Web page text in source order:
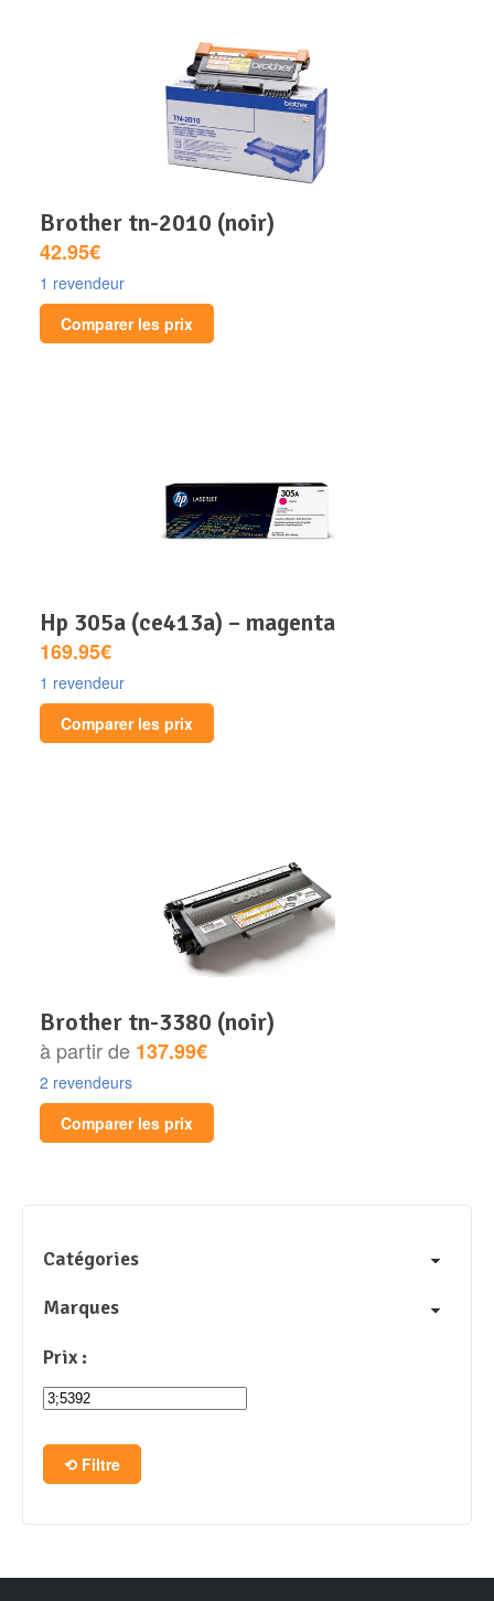
brother tn-2010 (noir)
42.95€
1 revendeur
Comparer les prix
hp 305a (ce413a) – magenta
169.95€
1 revendeur
Comparer les prix
brother tn-3380 (noir)
à partir de 137.99€
2 revendeurs
Comparer les prix
Catégories
Marques
Prix :
Filtre